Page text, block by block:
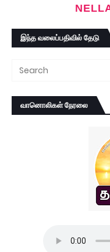
இந்த வலைப்பதிவில் தேடு
வானொலிகள் நேரலை